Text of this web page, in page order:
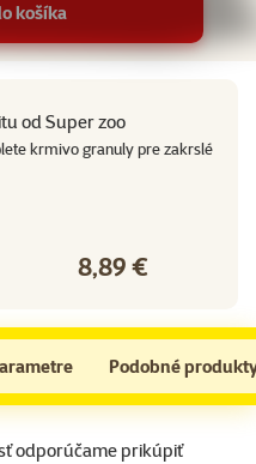
košíka
od Super zoo
krmivo granuly pre zakrslé
Cena
8,89 €
Podobné
odporúčame prikúpiť